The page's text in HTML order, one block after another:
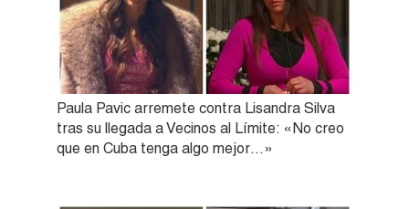
Paula Pavic arremete contra Lisandra Silva
tras su llegada a Vecinos al Límite: «No creo
que en Cuba tenga algo mejor…»